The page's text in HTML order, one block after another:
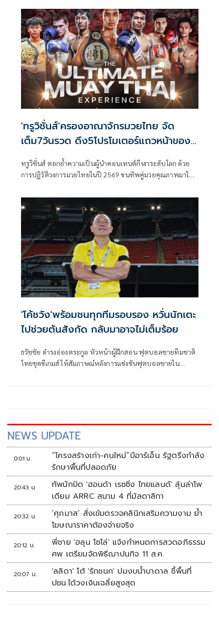
Final 2026 ชวนสมาชิกร่วมลุ้นบินลัดฟ้าไปชมเกมนัดชิงของศึก
UEFA Champions League ฤดูกาล 2025/26 ในรายการ UEFA
Champions League Final 2026 แบบติดขอบสนาม ณ Puskás
Aréna กรุง Budapest ประเทศ Hungary พร้อมสิทธิ์เข้า
Hospitality Experience สุดเอ็กซ์คลูซีฟ รวมรางวัลทั้งสิ้น 10
รางวัล
'ทรูวิชั่นส์'ครองอาณาจักรมวยไทย จัด
เต็ม7วันรวด ดึง5โปรโมเตอร์แถวหน้าของ
ไทย
ทรูวิชั่นส์ ตอกย้ำความเป็นผู้นำคอนเทนต์กีฬาระดับโลก ด้วย
การปฏิวัติวงการมวยไทยในปี 2569 ขนทัพคู่มวยคุณภาพมาให้
แอปพลิเคชันทรูวิชั่นส์ นาว (TrueVisions Now) และทรูวิชั่นส์
ระบบจานดาวเทียม และระบบเคเบิ้ล สร้างปรากฏการณ์ด้วย
การปฏิวัติการรับชมมวยไทยผ่านแคมเปญยักษ์ที่ขนทัพคู่มวย
คุณภาพมาให้แฟนกีฬาได้รับชมอย่างเต็มอิ่ม ตอกย้ำภาพลักษณ์
การเป็นศูนย์กลางมวยไทยที่สมบูรณ์แบบที่สุด
'โค้ชวัง'พร้อมชนทุกทีมรอบรอง หวั่นนักเตะ
ไปช่วยต้นสังกัด กลับมาอาจไม่เต็มร้อย
ธวัชชัย ดำรงอ่องตระกูล หัวหน้าผู้ฝึกสอน ฟุตบอลชายทีมชาติ
ไทยชุดซีเกมส์ ให้สัมภาษณ์หลังการแข่งขันฟุตบอลชายใน
NEWS UPDATE
0:01 น.
“โครงสร้างเก่า-คนใหม่”บีอาร์เอ็น รัฐตรึงกำลัง
รักษาพื้นที่ปลอดภัย
20:43 น.
ทัพนักบิด 'ฮอนด้า เรซซิ่ง ไทยแลนด์' ลุ้นล่าโพ
เดียม ARRC สนาม 4 ที่มัลดาลิกา
20:32 น.
‘ศุภมาส’ สั่งเข้มตรวจคลินิกเสริมความงาม ย้ำ
โฆษณาราคาต้องจ่ายจริง
20:12 น.
พี่ชาย 'ฮลุน โซโล่' แจ้งกำหนดการสวดอภิธรรม
ศพ เตรียมจัดพิธีฌาปนกิจ 11 ส.ค.
20:07 น.
'ลลิดา' โต้ 'รักชนก' ปมงบน้ำบาดาล ชี้พื้นที่
ปชน.ได้วงเงินเฉลี่ยสูงสุด